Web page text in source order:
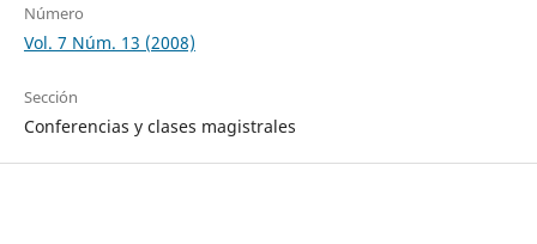
Número
Vol. 7 Núm. 13 (2008)
Sección
Conferencias y clases magistrales